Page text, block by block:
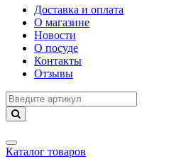
navigationДоставка и оплата
О магазине
Новости
О посуде
Контакты
Отзывы
Навигация
Каталог товаров